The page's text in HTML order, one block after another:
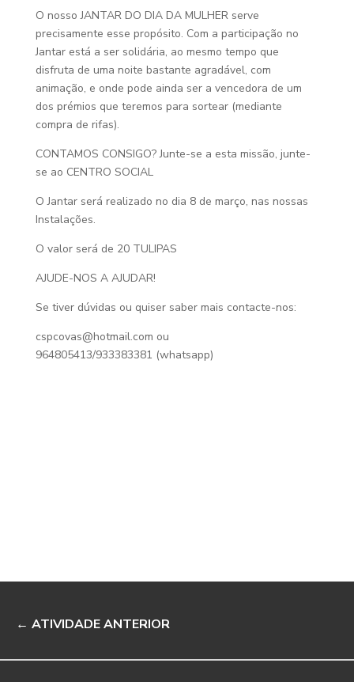
O nosso JANTAR DO DIA DA MULHER serve
precisamente esse propósito. Com a participação no
Jantar está a ser solidária, ao mesmo tempo que
disfruta de uma noite bastante agradável, com
animação, e onde pode ainda ser a vencedora de um
dos prémios que teremos para sortear (mediante
compra de rifas).
CONTAMOS CONSIGO? Junte-se a esta missão, junte-
se ao CENTRO SOCIAL
O Jantar será realizado no dia 8 de março, nas nossas
Instalações.
O valor será de 20 TULIPAS
AJUDE-NOS A AJUDAR!
Se tiver dúvidas ou quiser saber mais contacte-nos:
cspcovas@hotmail.com ou
964805413/933383381 (whatsapp)
← ATIVIDADE ANTERIOR